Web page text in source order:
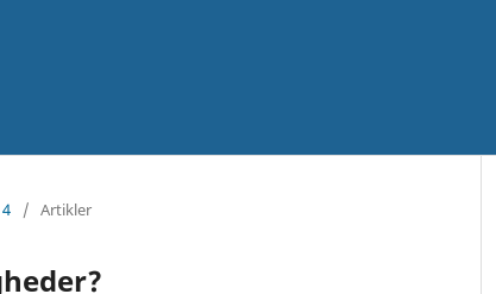
/ Artikler